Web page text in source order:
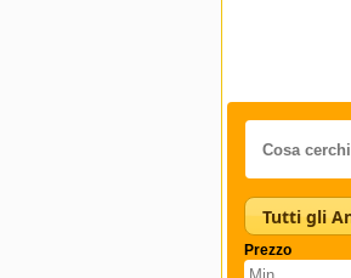
Tutti gli
Prezzo